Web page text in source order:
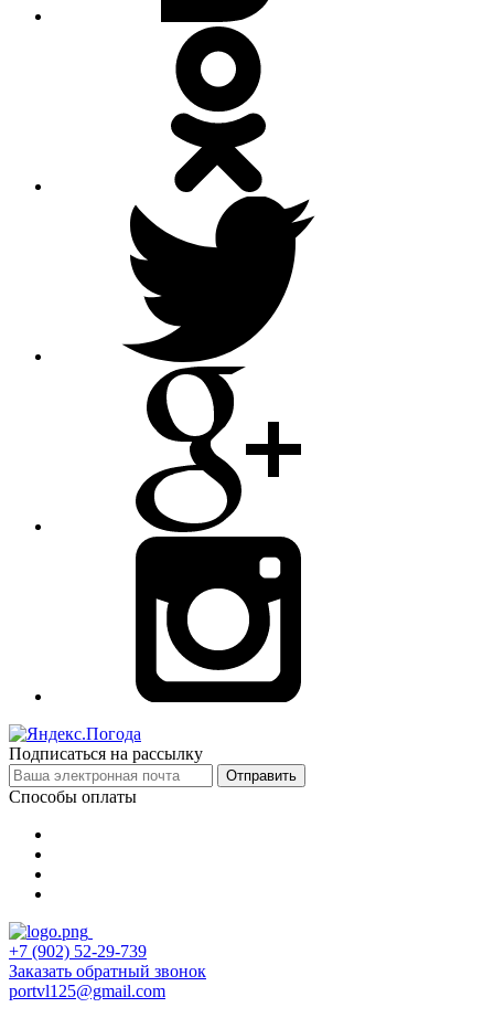
Подписаться на рассылку
Отправить
Способы оплаты
+7 (902) 52-29-739
Заказать обратный звонок
portvl125@gmail.com